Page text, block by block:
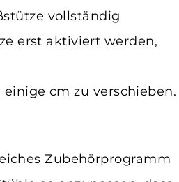
vollständig
erst aktiviert werden,
cm zu verschieben.
Zubehörprogramm